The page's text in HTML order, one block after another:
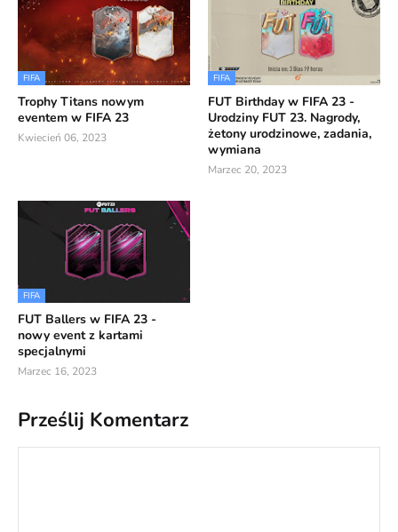
FIFA
Trophy Titans nowym
eventem w FIFA 23
Kwiecień 06, 2023
FIFA
FUT Birthday w FIFA 23 -
Urodziny FUT 23. Nagrody,
żetony urodzinowe, zadania,
wymiana
Marzec 20, 2023
FIFA
FUT Ballers w FIFA 23 -
nowy event z kartami
specjalnymi
Marzec 16, 2023
Prześlij Komentarz